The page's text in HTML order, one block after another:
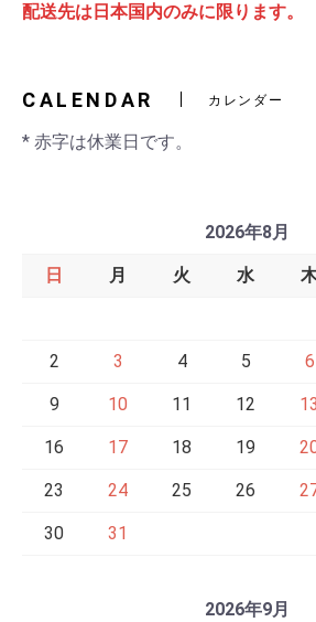
配送先は日本国内のみに限ります。
CALENDAR カレンダー
* 赤字は休業日です。
2026年8月
日 月 火 水
2 3 4 5 6
9 10 11 12 13
16 17 18 19
23 24 25 26
30 31
2026年9月